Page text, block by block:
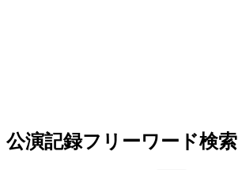
公演記録フリーワード検索